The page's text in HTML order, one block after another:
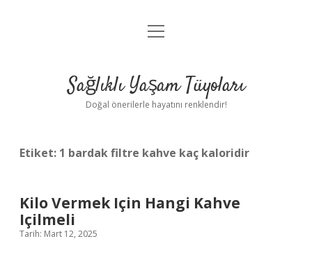
Anasayfa
Yasal Uyarı
menüyü
Sağlıklı Yaşam Tüyoları
Doğal önerilerle hayatını renklendir!
Etiket: 1 bardak filtre kahve kaç kaloridir
Kilo Vermek Için Hangi Kahve
Içilmeli
Tarih: Mart 12, 2025